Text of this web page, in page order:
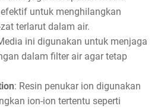
untuk menghilangkan
terlarut dalam air.
ini digunakan untuk menjaga
dalam filter air agar tetap
: Resin penukar ion digunakan
ion-ion tertentu seperti